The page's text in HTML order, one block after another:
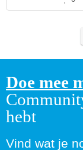
Doe mee
hebt
Vind wat je